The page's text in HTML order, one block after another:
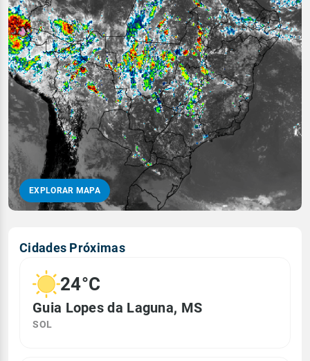
EXPLORAR MAPA
Cidades Próximas
24°C
Guia Lopes da Laguna, MS
SOL